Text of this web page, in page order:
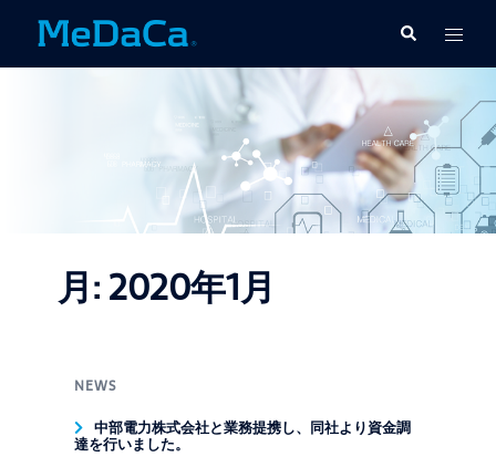
テ
検
索
ト
グ
メ
ニ
ュ
ー
月:2020年1月
NEWS
中部電力株式会社と業務提携し、同社より資金調
達を行いました。